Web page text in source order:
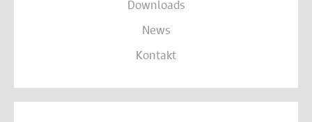
Downloads
News
Kontakt